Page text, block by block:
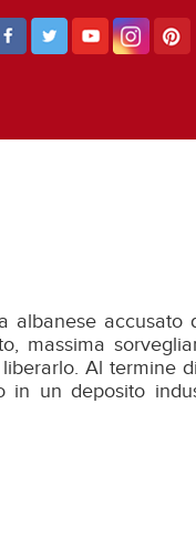
albanese accusato
massima
Al termine
in un deposito